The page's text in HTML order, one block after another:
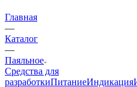
Главная
—
Каталог
—
Паяльное
Средства для
разработкиПитаниеИндикация